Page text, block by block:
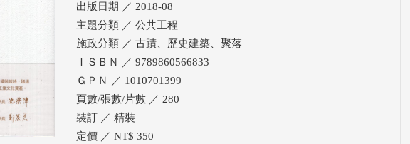
出版日期 ／ 2018-08
主題分類 ／ 公共工程
施政分類 ／ 古蹟、歷史建築、聚落
ＩＳＢＮ ／ 9789860566833
ＧＰＮ ／ 1010701399
頁數/張數/片數 ／ 280
裝訂 ／ 精裝
定價 ／ NT$ 350